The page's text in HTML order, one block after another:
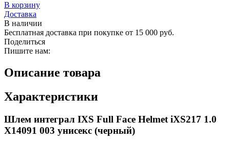
В корзину
Доставка
В наличии
Бесплатная доставка при покупке от 15 000 руб.
Поделиться
Пишите нам:
Описание товара
Характеристики
Шлем интеграл IXS Full Face Helmet iXS217 1.0
X14091 003 унисекс (черный)